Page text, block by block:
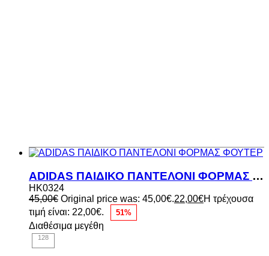
ADIDAS ΠΑΙΔΙΚΟ ΠΑΝΤΕΛΟΝΙ ΦΟΡΜΑΣ ΦΟΥΤΕΡ
HK0324
45,00€ Original price was: 45,00€.22,00€Η τρέχουσα
τιμή είναι: 22,00€.
51%
Διαθέσιμα μεγέθη
128